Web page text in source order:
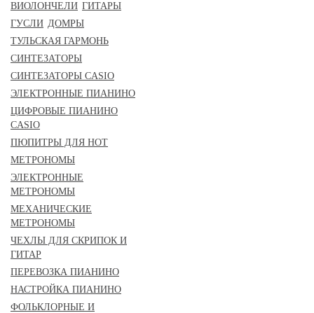
ВИОЛОНЧЕЛИ ГИТАРЫ
ГУСЛИ ДОМРЫ
ТУЛЬСКАЯ ГАРМОНЬ
СИНТЕЗАТОРЫ
СИНТЕЗАТОРЫ CASIO
ЭЛЕКТРОННЫЕ ПИАНИНО
ЦИФРОВЫЕ ПИАНИНО
CASIO
ПЮПИТРЫ ДЛЯ НОТ
МЕТРОНОМЫ
ЭЛЕКТРОННЫЕ
МЕТРОНОМЫ
МЕХАНИЧЕСКИЕ
МЕТРОНОМЫ
ЧЕХЛЫ ДЛЯ СКРИПОК И
ГИТАР
ПЕРЕВОЗКА ПИАНИНО
НАСТРОЙКА ПИАНИНО
ФОЛЬКЛОРНЫЕ И